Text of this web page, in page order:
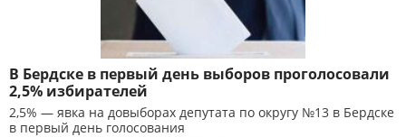
В Бердске в первый день выборов проголосовали
2,5% избирателей
2,5% — явка на довыборах депутата по округу №13 в Бердске
в первый день голосования